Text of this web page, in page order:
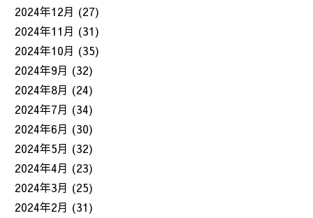
2024年12月 (27)
2024年11月 (31)
2024年10月 (35)
2024年9月 (32)
2024年8月 (24)
2024年7月 (34)
2024年6月 (30)
2024年5月 (32)
2024年4月 (23)
2024年3月 (25)
2024年2月 (31)